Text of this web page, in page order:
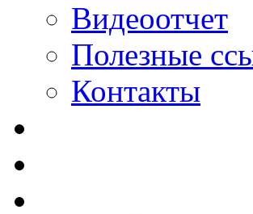
Видеоотчет
Полезные
Контакты